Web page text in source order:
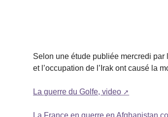
Selon une étude publiée mercredi
et l’occupation de l’Irak ont causé la
La guerre du Golfe, video